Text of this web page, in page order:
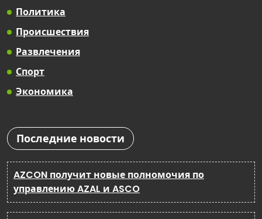
Политика
Происшествия
Развлечения
Спорт
Экономика
Последние новости
AZCON получит новые полномочия по
управлению AZAL и ASCO